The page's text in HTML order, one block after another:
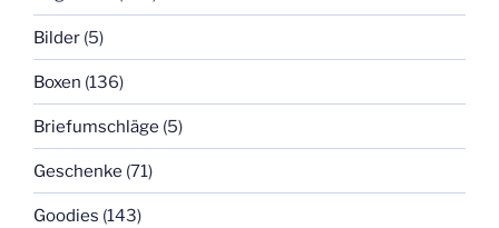
Bilder (5)
Boxen (136)
Briefumschläge (5)
Geschenke (71)
Goodies (143)